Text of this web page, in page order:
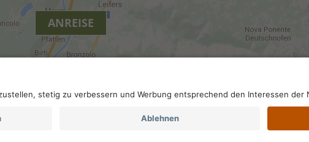
ANREISE
Einstellungen . MwSt.-Nummer IT 02296130210; SDI-Kodex: A4RZ960